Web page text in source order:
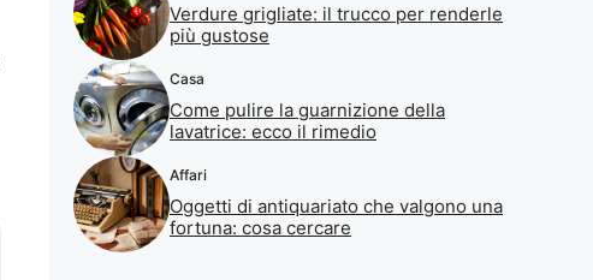
Verdure grigliate: il trucco per renderle
più gustose
Casa
Come pulire la guarnizione della
lavatrice: ecco il rimedio
Affari
Oggetti di antiquariato che valgono una
fortuna: cosa cercare